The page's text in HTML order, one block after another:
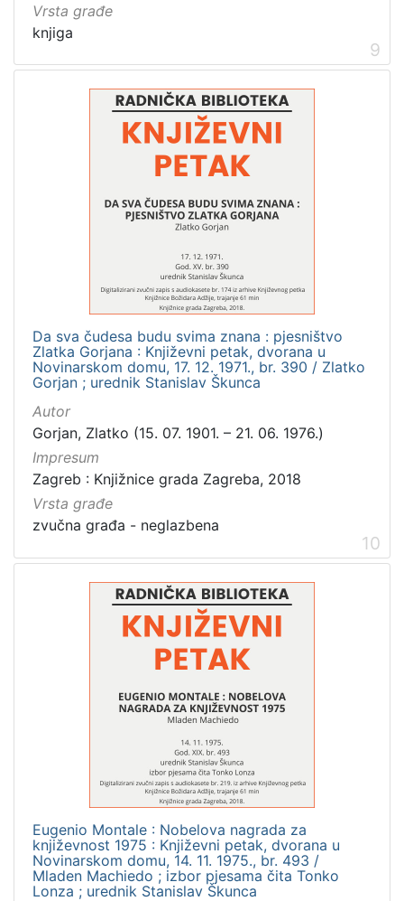
Vrsta građe
knjiga
9
Da sva čudesa budu svima znana : pjesništvo
Zlatka Gorjana : Književni petak, dvorana u
Novinarskom domu, 17. 12. 1971., br. 390 / Zlatko
Gorjan ; urednik Stanislav Škunca
Autor
Gorjan, Zlatko (15. 07. 1901. – 21. 06. 1976.)
Impresum
Zagreb : Knjižnice grada Zagreba, 2018
Vrsta građe
zvučna građa - neglazbena
10
Eugenio Montale : Nobelova nagrada za
književnost 1975 : Književni petak, dvorana u
Novinarskom domu, 14. 11. 1975., br. 493 /
Mladen Machiedo ; izbor pjesama čita Tonko
Lonza ; urednik Stanislav Škunca